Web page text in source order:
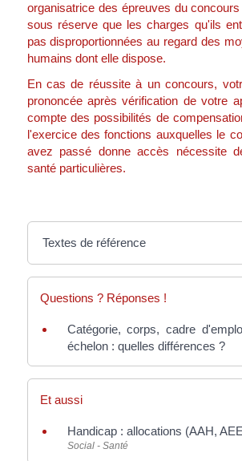
organisatrice des épreuves du
sous réserve que les charges qu'ils
pas disproportionnées au regard des
humains dont elle dispose.
En cas de réussite à un concours,
prononcée après vérification de votre
compte des possibilités de
l'exercice des fonctions auxquelles le
avez passé donne accès nécessite
santé particulières.
Textes de référence
Questions ? Réponses !
Catégorie, corps, cadre
échelon : quelles différences ?
Et aussi
Handicap : allocations (AAH,
Social - Santé